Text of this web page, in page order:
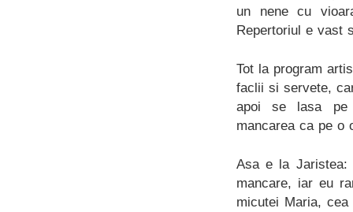
un nene cu
Repertoriul e vast
Tot la program
faclii si servete,
apoi se lasa pe
mancarea ca pe o
Asa e la
mancare, iar eu
micutei Maria,